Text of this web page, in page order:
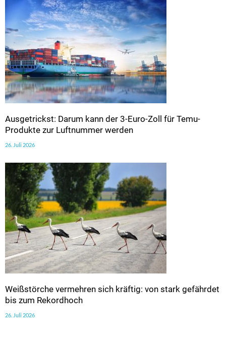
Ausgetrickst: Darum kann der 3-Euro-Zoll für Temu-
Produkte zur Luftnummer werden
26. Juli 2026
Weißstörche vermehren sich kräftig: von stark gefährdet
bis zum Rekordhoch
26. Juli 2026